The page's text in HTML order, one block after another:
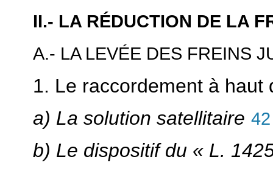
II.- LA RÉDUCTION DE LA
A.- LA LEVÉE DES FREINS
1. Le raccordement à haut
a) La solution satellitaire 42
b) Le dispositif du « L.